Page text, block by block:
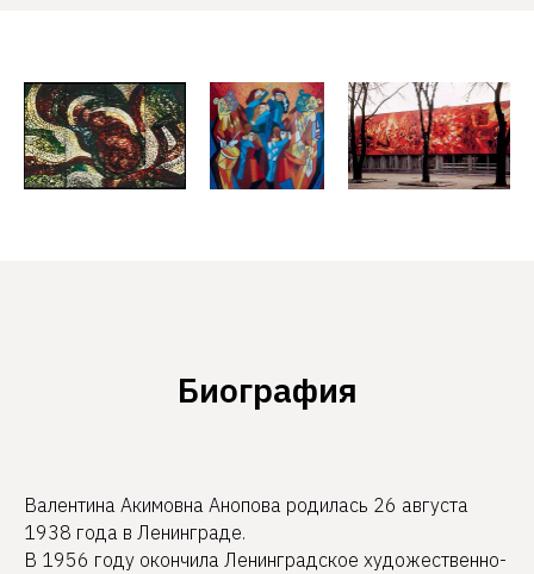
Биография
Валентина Акимовна Анопова родилась 26 августа
1938 года в Ленинграде.
В 1956 году окончила Ленинградское художественно-